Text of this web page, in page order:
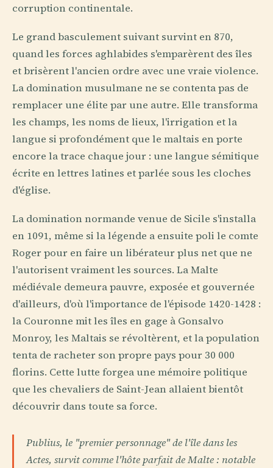
corruption continentale.
Le grand basculement suivant survint en 870,
quand les forces aghlabides s'emparèrent des îles
et brisèrent l'ancien ordre avec une vraie violence.
La domination musulmane ne se contenta pas de
remplacer une élite par une autre. Elle transforma
les champs, les noms de lieux, l'irrigation et la
langue si profondément que le maltais en porte
encore la trace chaque jour : une langue sémitique
écrite en lettres latines et parlée sous les cloches
d'église.
La domination normande venue de Sicile s'installa
en 1091, même si la légende a ensuite poli le comte
Roger pour en faire un libérateur plus net que ne
l'autorisent vraiment les sources. La Malte
médiévale demeura pauvre, exposée et gouvernée
d'ailleurs, d'où l'importance de l'épisode 1420-1428 :
la Couronne mit les îles en gage à Gonsalvo
Monroy, les Maltais se révoltèrent, et la population
tenta de racheter son propre pays pour 30 000
florins. Cette lutte forgea une mémoire politique
que les chevaliers de Saint-Jean allaient bientôt
découvrir dans toute sa force.
Publius, le "premier personnage" de l'île dans les
Actes, survit comme l'hôte parfait de Malte : notable